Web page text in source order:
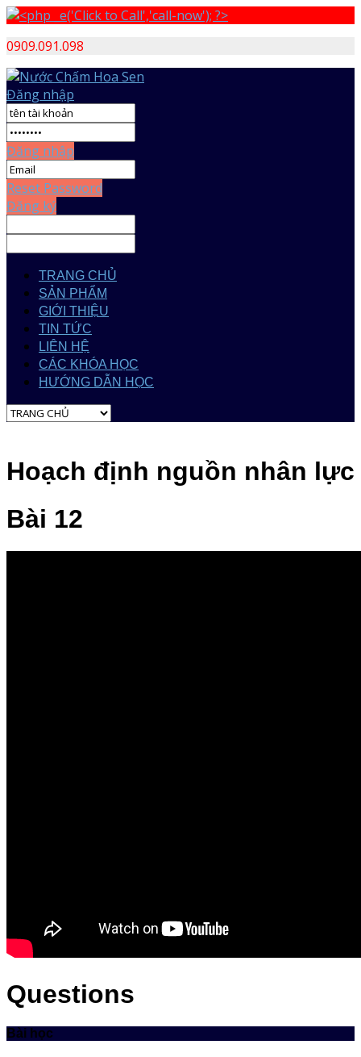
0909.091.098
Đăng nhập
Đăng nhập
Reset Password
Đăng ký
TRANG CHỦ
SẢN PHẨM
GIỚI THIỆU
TIN TỨC
LIÊN HỆ
CÁC KHÓA HỌC
HƯỚNG DẪN HỌC
Hoạch định nguồn nhân lực
Bài 12
Questions
Bài học